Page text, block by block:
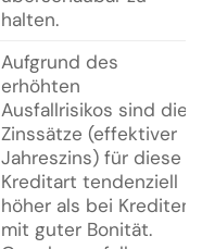
halten.
Aufgrund des
erhöhten
Ausfallrisikos sind die
Zinssätze (effektiver
Jahreszins) für diese
Kreditart tendenziell
höher als bei Krediten
mit guter Bonität.